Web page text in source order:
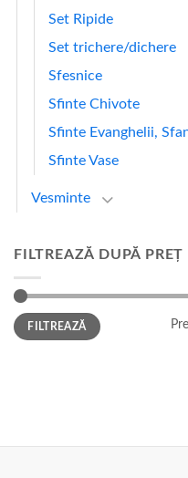
Set Ripide
Set trichere/dichere
Sfesnice
Sfinte Chivote
Sfinte Evanghelii,
Sfinte Vase
Vesminte
FILTREAZĂ DUPĂ PREȚ
Preț
minim
Preț
maximFILTREAZĂ